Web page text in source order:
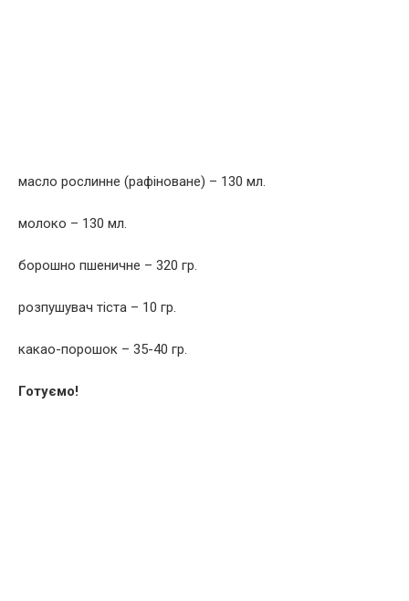
масло рослинне (рафіноване) – 130 мл.
молоко – 130 мл.
борошно пшеничне – 320 гр.
розпушувач тіста – 10 гр.
какао-порошок – 35-40 гр.
Готуємо!